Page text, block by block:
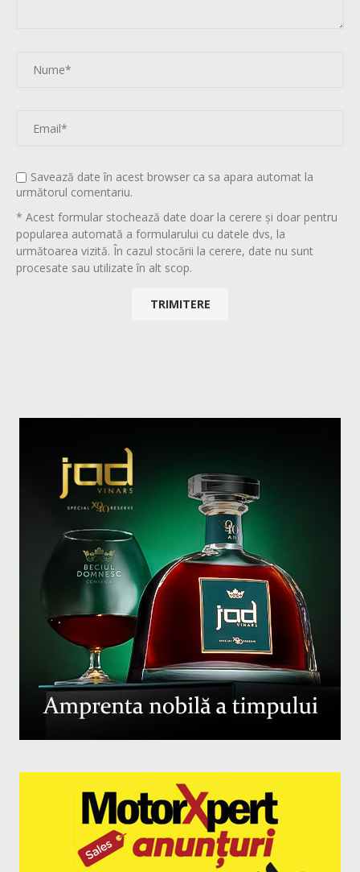
Savează date în acest browser ca sa apara automat la
următorul comentariu.
* Acest formular stochează date doar la cerere și doar pentru
popularea automată a formularului cu datele dvs, la
următoarea vizită. În cazul stocării la cerere, date nu sunt
procesate sau utilizate în alt scop.